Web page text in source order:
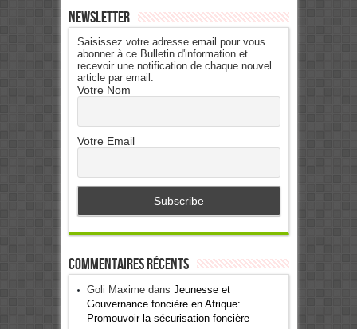
Newsletter
Saisissez votre adresse email pour vous
abonner à ce Bulletin d'information et
recevoir une notification de chaque nouvel
article par email.
Votre Nom
Votre Email
Commentaires récents
Goli Maximedans Jeunesse et
Gouvernance foncière en Afrique:
Promouvoir la sécurisation foncière